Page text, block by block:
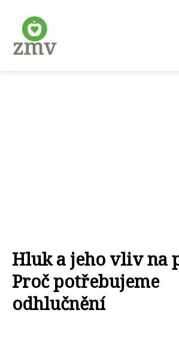
Hluk a jeho vliv na
Proč potřebujeme
odhlučnění